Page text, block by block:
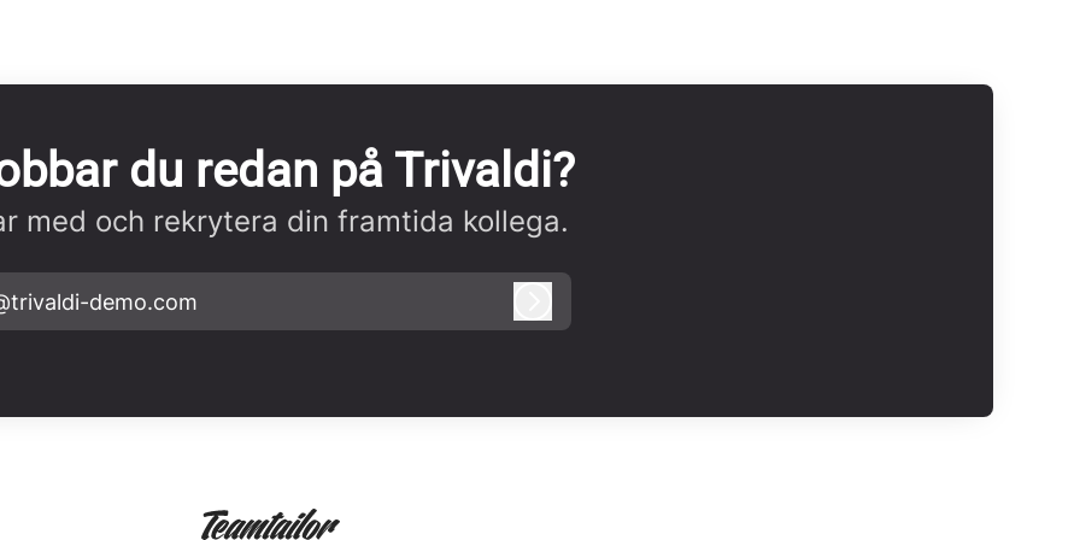
du redan på Trivaldi?
med och rekrytera din framtida kollega.
demo.com